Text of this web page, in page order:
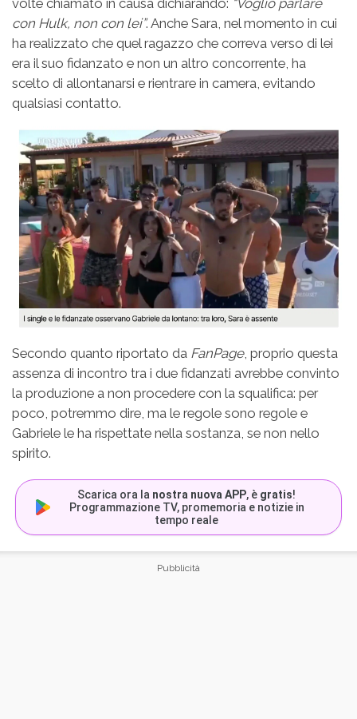
con Hulk, non con lei”. Anche Sara, nel momento in cui
ha realizzato che quel ragazzo che correva verso di lei
era il suo fidanzato e non un altro concorrente, ha
scelto di allontanarsi e rientrare in camera, evitando
qualsiasi contatto.
Secondo quanto riportato da FanPage, proprio questa
assenza di incontro tra i due fidanzati avrebbe convinto
la produzione a non procedere con la squalifica: per
poco, potremmo dire, ma le regole sono regole e
Gabriele le ha rispettate nella sostanza, se non nello
spirito.
Scarica ora la nostra nuova APP, è gratis!
Programmazione TV, promemoria e notizie in
tempo reale